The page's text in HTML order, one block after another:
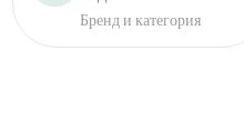
Бренд и категория